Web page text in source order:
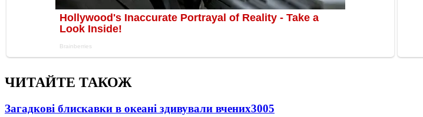
ЧИТАЙТЕ ТАКОЖ
Загадкові блискавки в океані здивували вчених3005